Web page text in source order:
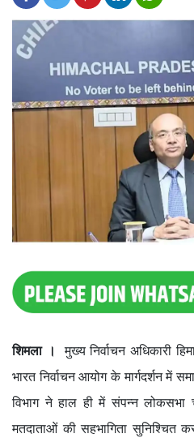
शिमला ।
मुख्य निर्वाचन अधिकारी
भारत निर्वाचन आयोग के मार्गदर्शन में
विभाग ने हाल ही में संपन्न लोकसभा
मतदाताओं की सहभागिता